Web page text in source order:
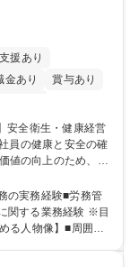
援あり
金あり
賞与あり
値の向上のため、経
制度設計や施策立案
の連携 など）■健康
の分析、労働環境
の実務経験■労務管
関する業務経験 ※目